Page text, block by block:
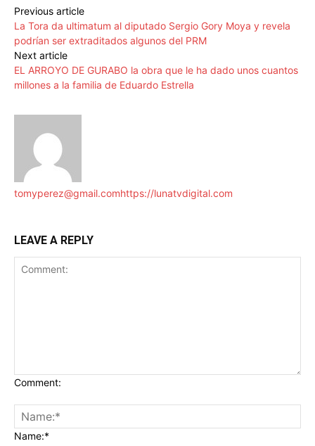
Previous article
La Tora da ultimatum al diputado Sergio Gory Moya y revela
podrían ser extraditados algunos del PRM
Next article
EL ARROYO DE GURABO la obra que le ha dado unos cuantos
millones a la familia de Eduardo Estrella
tomyperez@gmail.comhttps://lunatvdigital.com
LEAVE A REPLY
Comment:
Name:*